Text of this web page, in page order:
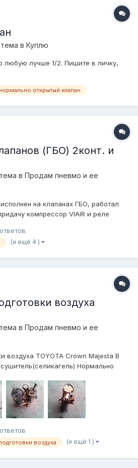
в Куплю
любую лучше 1/2. Пишите в личку,
открытый клапан
(ГБО) 2конт. и
в Продам пневмо и ее
на клапанах ГБО, работал
компрессор VIAIR и реле
не доставлял, продается в связи
в регионы.
(и ещё 4 )
воздуха
в Продам пневмо и ее
воздуха TOYOTA Crown Majesta В
Нормально
воздухоподготовки. Снят с
км. Цена 4000руб. Отправлю в
воздуха (и ещё 1 )